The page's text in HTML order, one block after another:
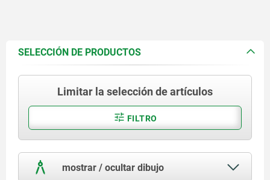
SELECCIÓN DE PRODUCTOS
Limitar la selección de artículos
FILTRO
mostrar / ocultar dibujo